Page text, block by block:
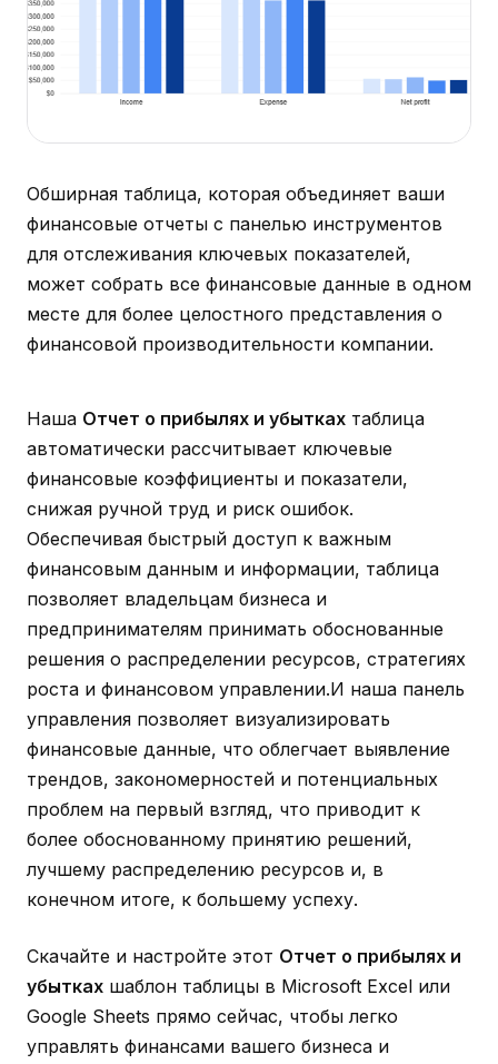
Обширная таблица, которая объединяет ваши
финансовые отчеты с панелью инструментов
для отслеживания ключевых показателей,
может собрать все финансовые данные в одном
месте для более целостного представления о
финансовой производительности компании.
Наша Отчет о прибылях и убытках таблица
автоматически рассчитывает ключевые
финансовые коэффициенты и показатели,
снижая ручной труд и риск ошибок.
Обеспечивая быстрый доступ к важным
финансовым данным и информации, таблица
позволяет владельцам бизнеса и
предпринимателям принимать обоснованные
решения о распределении ресурсов, стратегиях
роста и финансовом управлении.И наша панель
управления позволяет визуализировать
финансовые данные, что облегчает выявление
трендов, закономерностей и потенциальных
проблем на первый взгляд, что приводит к
более обоснованному принятию решений,
лучшему распределению ресурсов и, в
конечном итоге, к большему успеху.
Скачайте и настройте этот Отчет о прибылях и
убытках шаблон таблицы в Microsoft Excel или
Google Sheets прямо сейчас, чтобы легко
управлять финансами вашего бизнеса и